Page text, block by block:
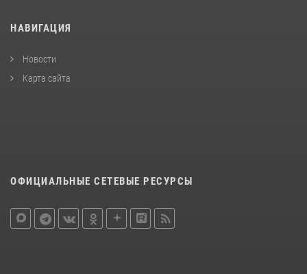
НАВИГАЦИЯ
Новости
Карта сайта
ОФИЦИАЛЬНЫЕ СЕТЕВЫЕ РЕСУРСЫ